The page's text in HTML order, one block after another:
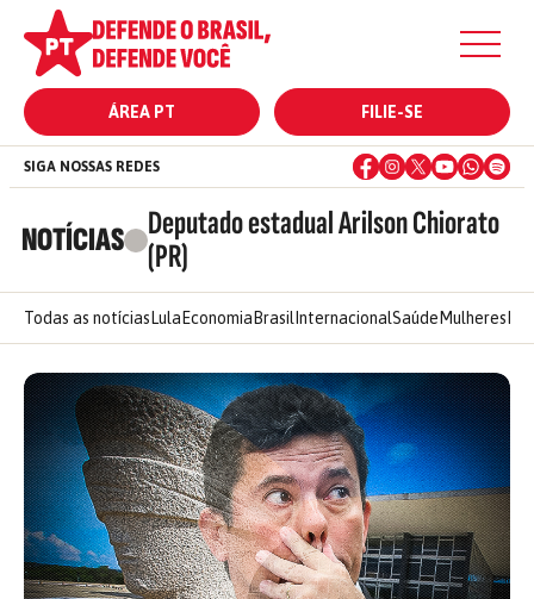
ÁREA PT FILIE-SE
NOTÍCIAS
Deputado estadual Arilson Chiorato
(PR)
SIGA NOSSAS REDES
Todas as notícias Lula Economia Brasil InternacionalSaúde Mulheres